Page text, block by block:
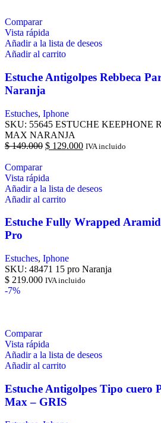
Comparar
Vista rápida
Añadir a la lista de deseos
Añadir al carrito
Estuche Antigolpes Rebbeca
Naranja
Estuches, Iphone
SKU: 55645 ESTUCHE KEEPHONE
MAX NARANJA
$149.000 $ 129.000 IVA incluido
Comparar
Vista rápida
Añadir a la lista de deseos
Añadir al carrito
Estuche Fully Wrapped
Pro
Estuches, Iphone
SKU: 48471 15 pro Naranja
$ 219.000 IVA incluido
-7%
Comparar
Vista rápida
Añadir a la lista de deseos
Añadir al carrito
Estuche Antigolpes Tipo cuero
Max – GRIS